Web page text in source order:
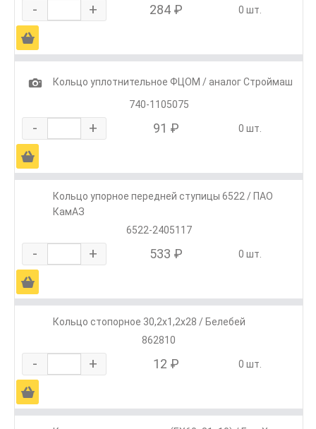
- + 284 ₽ 0 шт.
Ä
1
Кольцо уплотнительное ФЦОМ / аналог Строймаш
740-1105075
- + 91 ₽ 0 шт.
Ä
Кольцо упорное передней ступицы 6522 / ПАО
КамАЗ
6522-2405117
- + 533 ₽ 0 шт.
Ä
Кольцо стопорное 30,2х1,2х28 / Белебей
862810
- + 12 ₽ 0 шт.
Ä